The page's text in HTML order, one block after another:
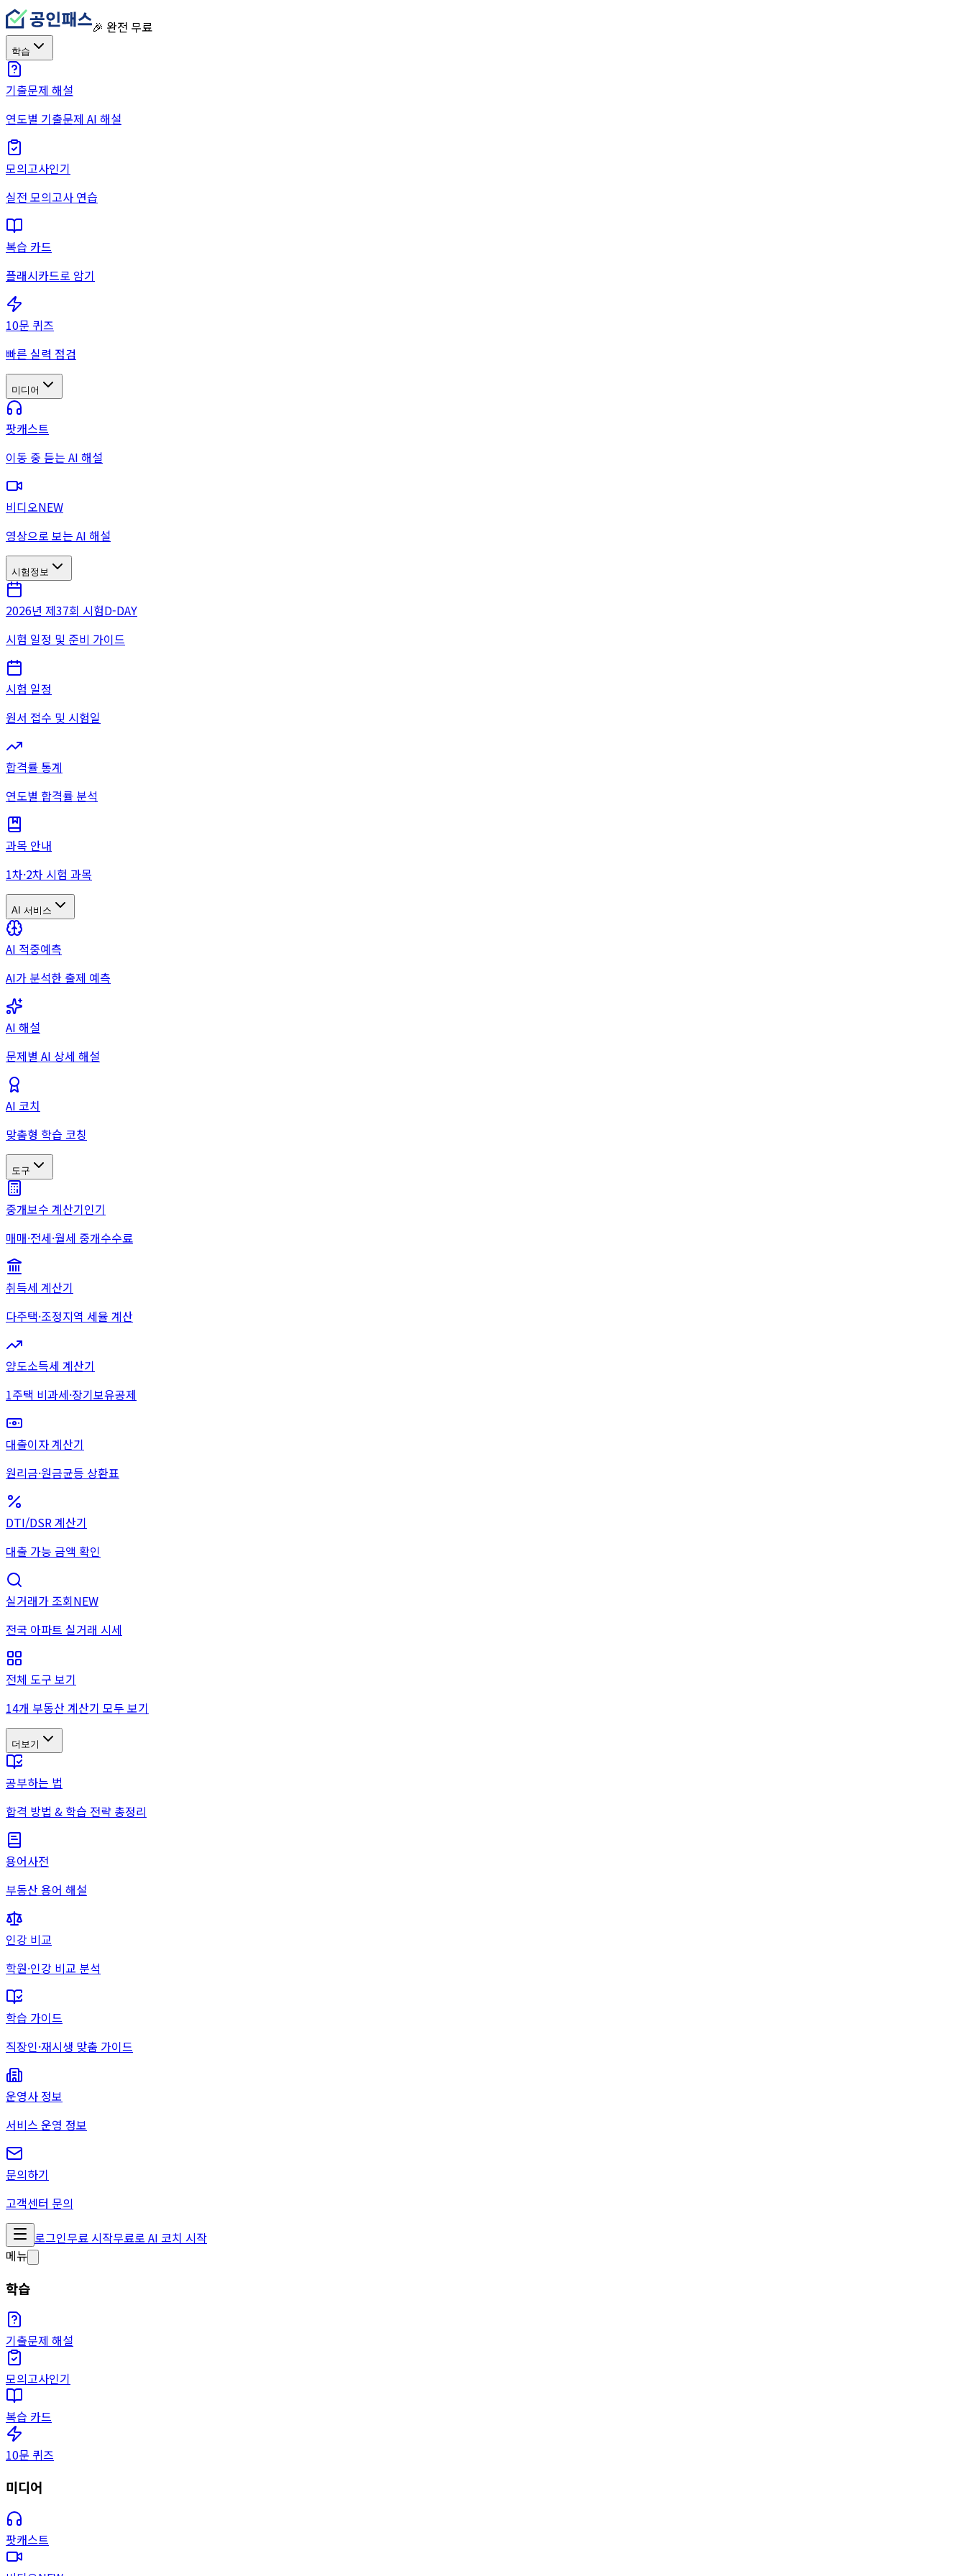
🎉 완전 무료
학습
기출문제 해설
연도별 기출문제 AI 해설
모의고사인기
실전 모의고사 연습
복습 카드
플래시카드로 암기
10문 퀴즈
빠른 실력 점검
미디어
팟캐스트
이동 중 듣는 AI 해설
비디오NEW
영상으로 보는 AI 해설
시험정보
2026년 제37회 시험D-DAY
시험 일정 및 준비 가이드
시험 일정
원서 접수 및 시험일
합격률 통계
연도별 합격률 분석
과목 안내
1차·2차 시험 과목
AI 서비스
AI 적중예측
AI가 분석한 출제 예측
AI 해설
문제별 AI 상세 해설
AI 코치
맞춤형 학습 코칭
도구
중개보수 계산기인기
매매·전세·월세 중개수수료
취득세 계산기
다주택·조정지역 세율 계산
양도소득세 계산기
1주택 비과세·장기보유공제
대출이자 계산기
원리금·원금균등 상환표
DTI/DSR 계산기
대출 가능 금액 확인
실거래가 조회NEW
전국 아파트 실거래 시세
전체 도구 보기
14개 부동산 계산기 모두 보기
더보기
공부하는 법
합격 방법 & 학습 전략 총정리
용어사전
부동산 용어 해설
인강 비교
학원·인강 비교 분석
학습 가이드
직장인·재시생 맞춤 가이드
운영사 정보
서비스 운영 정보
문의하기
고객센터 문의
로그인무료 시작무료로 AI 코치 시작
메뉴
학습
기출문제 해설
모의고사인기
복습 카드
10문 퀴즈
미디어
팟캐스트